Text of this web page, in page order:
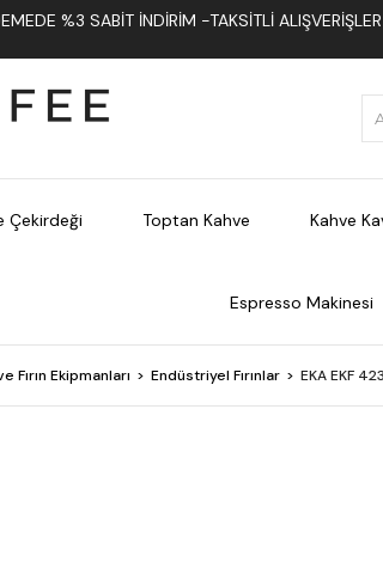
%3 SABIT İNDIRIM -TAKSITLI
Çekirdeği Toptan Kahve Kahve
Espresso Makinesi
Fırın Ekipmanları Endüstriyel Fırınlar EKA EKF